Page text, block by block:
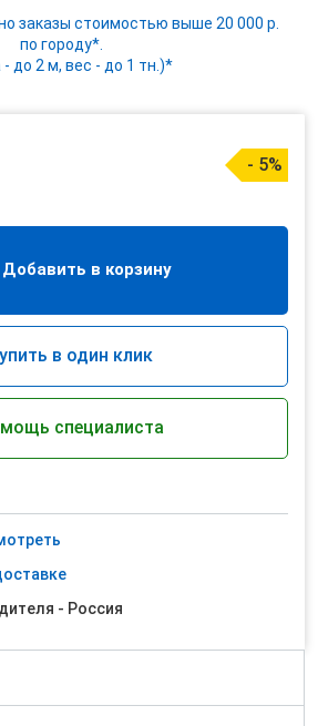
заказы стоимостью выше 20 000 р.
по городу*.
до 2 м, вес - до 1 тн.)*
- 5%
Добавить в корзину
в один клик
специалиста
- Россия